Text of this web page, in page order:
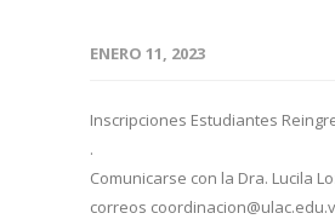
ENERO 11, 2023
Inscripciones Estudiantes
.
Comunicarse con la Dra. Lucila
correos